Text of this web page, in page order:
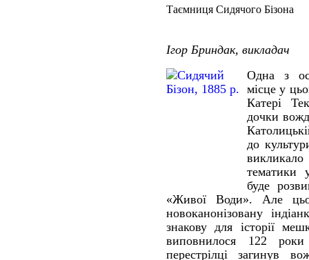
Таємниця Сидячого Бізона
Ігор Бриндак, викладач
Одна з
місце у
Катері
дочки
до
викликало
тематики
буде
«Живої Води». Але
новоканонізовану
знакову для історії
виповнилося 122
перестрілці загинув